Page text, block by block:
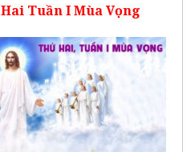
Hai Tuần I Mùa Vọng